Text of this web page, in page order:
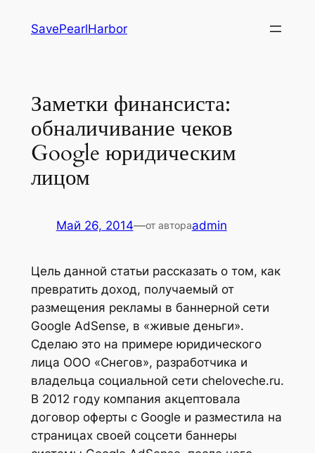
SavePearlHarbor
Заметки финансиста:
обналичивание чеков
Google юридическим
лицом
Май 26, 2014—от автораadmin
Цель данной статьи рассказать о том, как
превратить доход, получаемый от
размещения рекламы в баннерной сети
Google AdSense, в «живые деньги».
Сделаю это на примере юридического
лица ООО «Снегов», разработчика и
владельца социальной сети cheloveche.ru.
В 2012 году компания акцептовала
договор оферты с Google и разместила на
страницах своей соцсети баннеры